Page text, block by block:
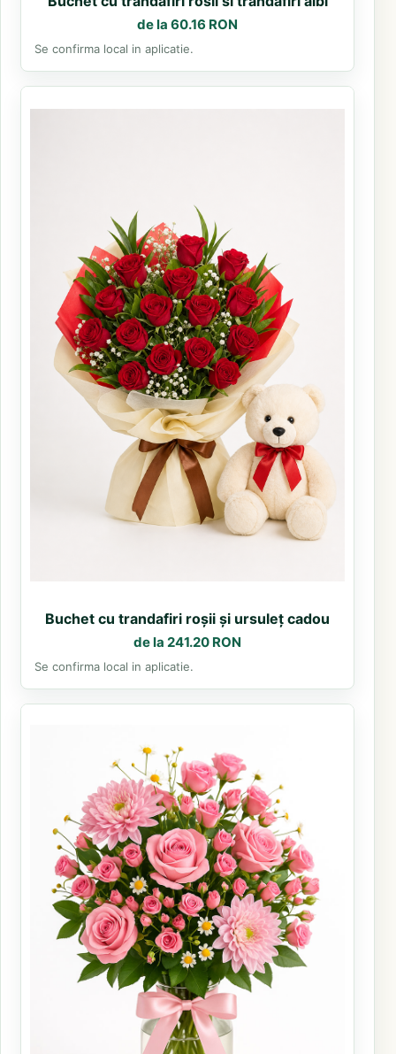
de la 60.16 RON
Se confirma local in aplicatie.
Buchet cu trandafiri roșii și ursuleț cadou
de la 241.20 RON
Se confirma local in aplicatie.